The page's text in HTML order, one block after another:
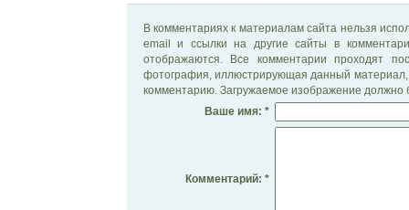
В комментариях к материалам сайта нельзя
email и ссылки на другие сайты в
отображаются. Все комментарии проходят
фотография, иллюстрирующая данный материал,
комментарию. Загружаемое изображение должно
Ваше имя: *
Комментарий: *